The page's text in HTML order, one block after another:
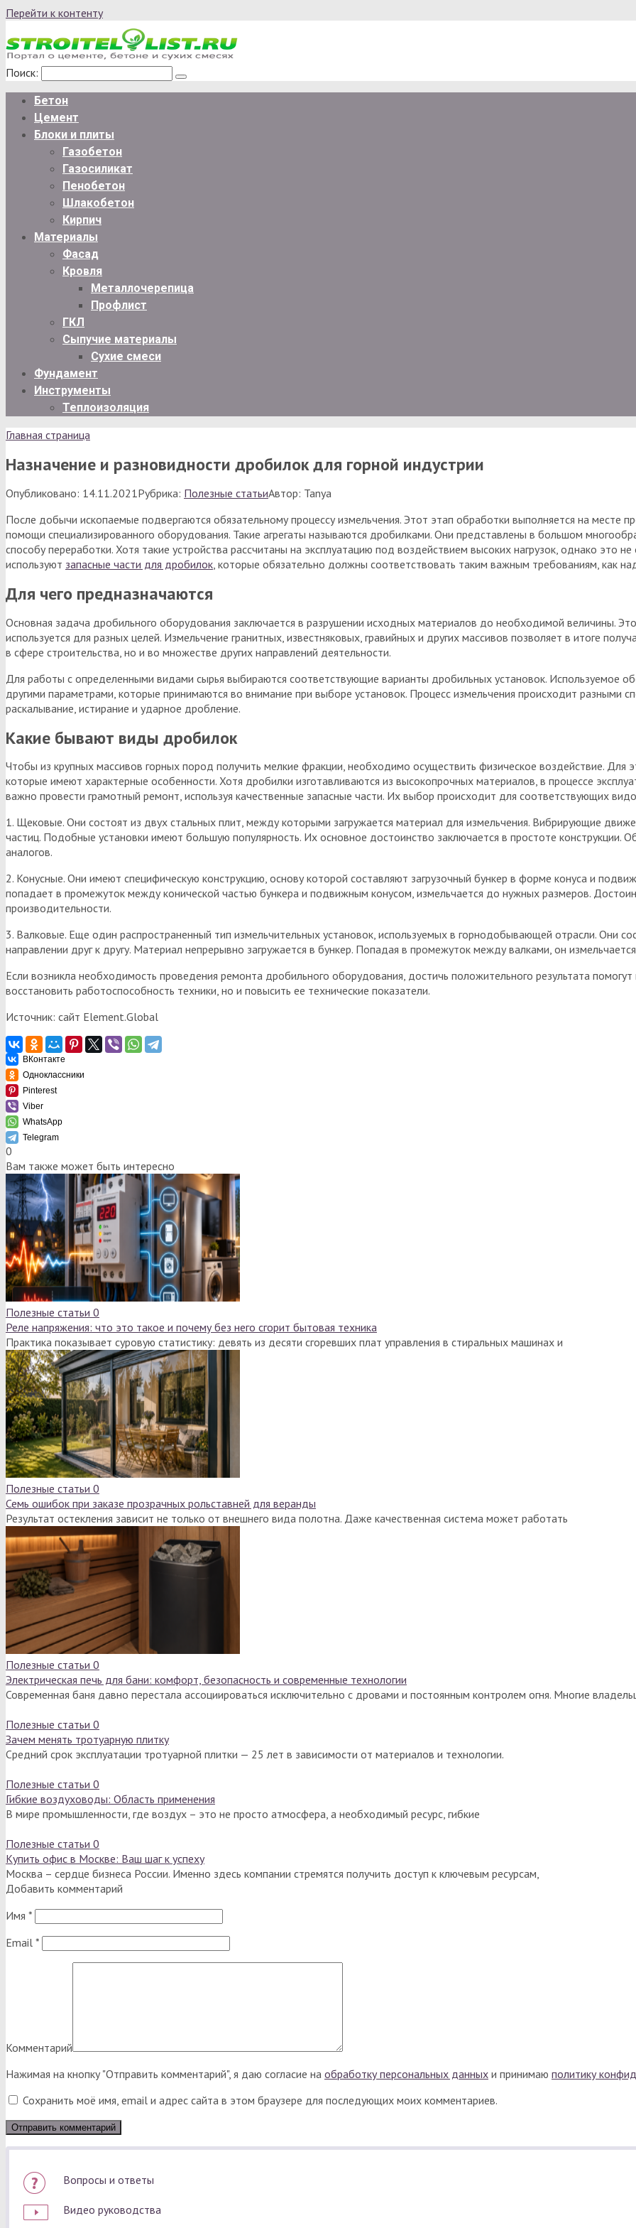
Перейти к контенту
Поиск:
Бетон
Цемент
Блоки и плиты
Газобетон
Газосиликат
Пенобетон
Шлакобетон
Кирпич
Материалы
Фасад
Кровля
Металлочерепица
Профлист
ГКЛ
Сыпучие материалы
Сухие смеси
Фундамент
Инструменты
Теплоизоляция
Главная страница
Назначение и разновидности дробилок для горной индустрии
Опубликовано: 14.11.2021Рубрика: Полезные статьиАвтор: Tanya
После добычи ископаемые подвергаются обязательному процессу измельчения. Этот этап обработки выполняется на месте
помощи специализированного оборудования. Такие агрегаты называются дробилками. Они представлены в большом
способу переработки. Хотя такие устройства рассчитаны на эксплуатацию под воздействием высоких нагрузок, однако это
используют запасные части для дробилок , которые обязательно должны соответствовать таким важным требованиям, как
Для чего предназначаются
Основная задача дробильного оборудования заключается в разрушении исходных материалов до необходимой величины.
используется для разных целей. Измельчение гранитных, известняковых, гравийных и других массивов позволяет в итоге
в сфере строительства, но и во множестве других направлений деятельности.
Для работы с определенными видами сырья выбираются соответствующие варианты дробильных установок. Используемое
другими параметрами, которые принимаются во внимание при выборе установок. Процесс измельчения происходит разными
раскалывание, истирание и ударное дробление.
Какие бывают виды дробилок
Чтобы из крупных массивов горных пород получить мелкие фракции, необходимо осуществить физическое воздействие. Для
которые имеют характерные особенности. Хотя дробилки изготавливаются из высокопрочных материалов, в процессе
важно провести грамотный ремонт, используя качественные запасные части. Их выбор происходит для соответствующих
1. Щековые. Они состоят из двух стальных плит, между которыми загружается материал для измельчения. Вибрирующие
частиц. Подобные установки имеют большую популярность. Их основное достоинство заключается в простоте конструкции.
аналогов.
2. Конусные. Они имеют специфическую конструкцию, основу которой составляют загрузочный бункер в форме конуса и
попадает в промежуток между конической частью бункера и подвижным конусом, измельчается до нужных размеров.
производительности.
3. Валковые. Еще один распространенный тип измельчительных установок, используемых в горнодобывающей отрасли. Они
направлении друг к другу. Материал непрерывно загружается в бункер. Попадая в промежуток между валками, он
Если возникла необходимость проведения ремонта дробильного оборудования, достичь положительного результата
восстановить работоспособность техники, но и повысить ее технические показатели.
Источник: сайт Element.Global
ВКонтакте
Одноклассники
Pinterest
Viber
WhatsApp
Telegram
0
Вам также может быть интересно
Полезные статьи 0
Реле напряжения: что это такое и почему без него сгорит бытовая техника
Практика показывает суровую статистику: девять из десяти сгоревших плат управления в стиральных машинах и
Полезные статьи 0
Семь ошибок при заказе прозрачных рольставней для веранды
Результат остекления зависит не только от внешнего вида полотна. Даже качественная система может работать
Полезные статьи 0
Электрическая печь для бани: комфорт, безопасность и современные технологии
Современная баня давно перестала ассоциироваться исключительно с дровами и постоянным контролем огня. Многие
Полезные статьи 0
Зачем менять тротуарную плитку
Средний срок эксплуатации тротуарной плитки — 25 лет в зависимости от материалов и технологии.
Полезные статьи 0
Гибкие воздуховоды: Область применения
В мире промышленности, где воздух – это не просто атмосфера, а необходимый ресурс, гибкие
Полезные статьи 0
Купить офис в Москве: Ваш шаг к успеху
Москва – сердце бизнеса России. Именно здесь компании стремятся получить доступ к ключевым ресурсам,
Добавить комментарий
Имя *
Email *
Комментарий
Нажимая на кнопку "Отправить комментарий", я даю согласие на обработку персональных данных и принимаю политику
Сохранить моё имя, email и адрес сайта в этом браузере для последующих моих комментариев.
Вопросы и ответы
Видео руководства